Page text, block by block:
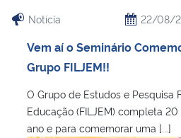
Notícia 22/08/
Vem aí o Seminário
Grupo FILJEM!!
O Grupo de Estudos e Pesquisa
Educação (FILJEM) completa
ano e para comemorar uma [...]